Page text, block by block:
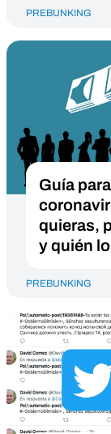
PREBUNKING
Guía
quieras,
y quién
PREBUNKING